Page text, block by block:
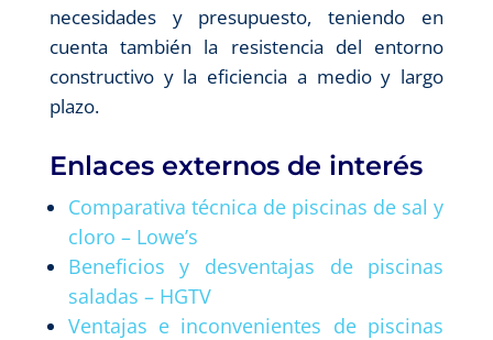
necesidades y presupuesto, teniendo en
cuenta también la resistencia del entorno
constructivo y la eficiencia a medio y largo
plazo.
Enlaces externos de interés
Comparativa técnica de piscinas de sal y
cloro – Lowe’s
Beneficios y desventajas de piscinas
saladas – HGTV
Ventajas e inconvenientes de piscinas